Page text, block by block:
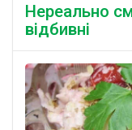
Нереально
відбивні